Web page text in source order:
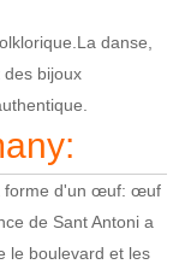
danse,
des bijoux
forme d'un œuf: œuf
de Sant Antoni a
le boulevard et les